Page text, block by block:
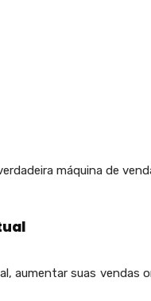
máquina de
aumentar suas vendas